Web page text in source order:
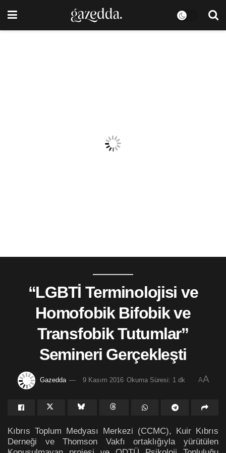
“LGBTİ Terminolojisi ve
Homofobik Bifobik ve
Transfobik Tutumlar”
Semineri Gerçekleşti
Gazedda 9 Kasım 2016 Okuma Süresi: 1 dk AA
Kıbrıs Toplum Medyası Merkezi (CCMC), Kuir Kıbrıs
Derneği ve Thomson Vakfı ortaklığıyla yürütülen